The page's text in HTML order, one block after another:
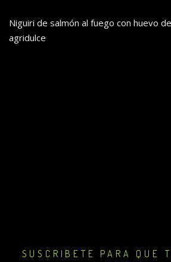
Niguiri de salmón al fuego con huevo
agridulce
SUSCRIBETE PARA QUE